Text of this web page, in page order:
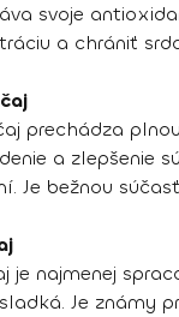
svoje
a chrániť
prechádza
a zlepšenie
Je bežnou
je najmenej
Je známy